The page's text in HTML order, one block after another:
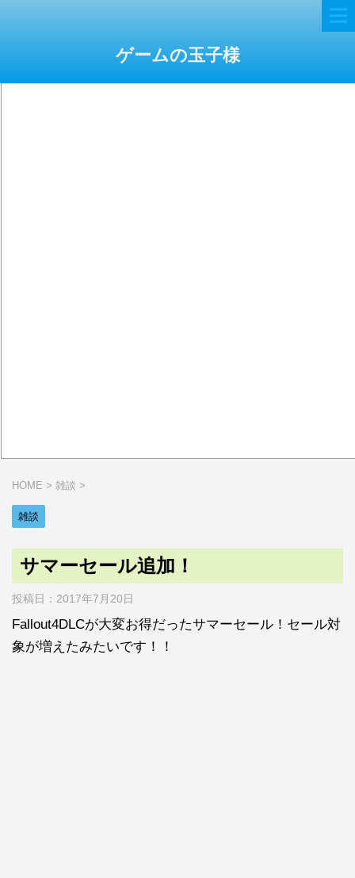
ゲームの玉子様
HOME > 雑談 >
雑談
サマーセール追加！
投稿日： 2017年7月20日
Fallout4DLCが大変お得だったサマーセール！セール対
象が増えたみたいです！！